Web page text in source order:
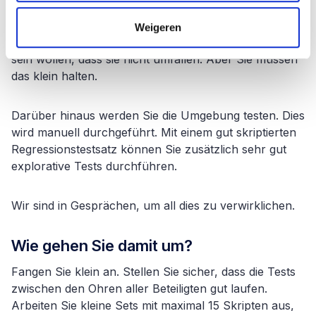
Weigeren
Die Durchführung von Tests wird immer besser. Der
nächste Schritt sind automatisierte Tests. Vor allem bei
sein wollen, dass sie nicht umfallen. Aber Sie müssen
das klein halten.
Darüber hinaus werden Sie die Umgebung testen. Dies
wird manuell durchgeführt. Mit einem gut skriptierten
Regressionstestsatz können Sie zusätzlich sehr gut
explorative Tests durchführen.
Wir sind in Gesprächen, um all dies zu verwirklichen.
Wie gehen Sie damit um?
Fangen Sie klein an. Stellen Sie sicher, dass die Tests
zwischen den Ohren aller Beteiligten gut laufen.
Arbeiten Sie kleine Sets mit maximal 15 Skripten aus,